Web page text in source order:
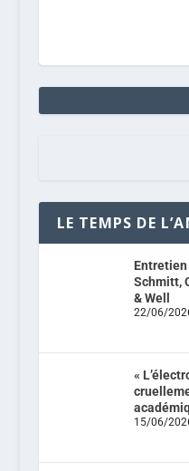
LE TEMPS DE
Schmitt,
& Well
22/06/
«
15/06/